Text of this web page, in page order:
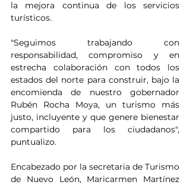
la mejora continua de los servicios
turísticos.
"Seguimos trabajando con
responsabilidad, compromiso y en
estrecha colaboración con todos los
estados del norte para construir, bajo la
encomienda de nuestro gobernador
Rubén Rocha Moya, un turismo más
justo, incluyente y que genere bienestar
compartido para los ciudadanos",
puntualizo.
Encabezado por la secretaria de Turismo
de Nuevo León, Maricarmen Martínez